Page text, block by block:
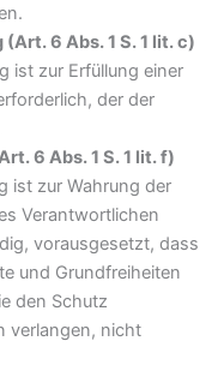
6 Abs. 1 S. 1 lit. c)
ist zur Erfüllung einer
der der
6 Abs. 1 S. 1 lit. f)
ist zur Wahrung der
Verantwortlichen
vorausgesetzt, dass
und Grundfreiheiten
den Schutz
verlangen, nicht